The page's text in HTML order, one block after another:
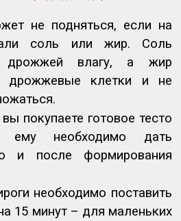
не подняться, если на
соль или жир. Соль
дрожжей влагу, а жир
дрожжевые клетки и не
покупаете готовое тесто
ему необходимо дать
и после формирования
необходимо поставить
15 минут – для маленьких